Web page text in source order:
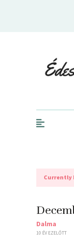
Currently
Dalma
10 ÉV EZELŐTT